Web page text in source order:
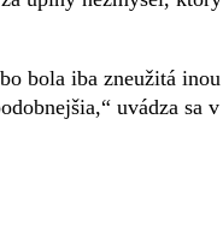
bola iba zneužitá inou
uvádza sa v